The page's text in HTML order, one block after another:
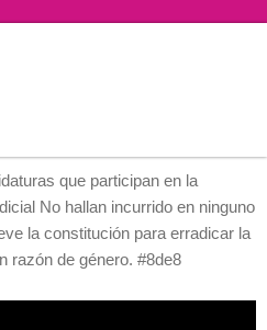
que participan en la
No hallan incurrido en ninguno
la constitución para erradicar la
razón de género. #8de8